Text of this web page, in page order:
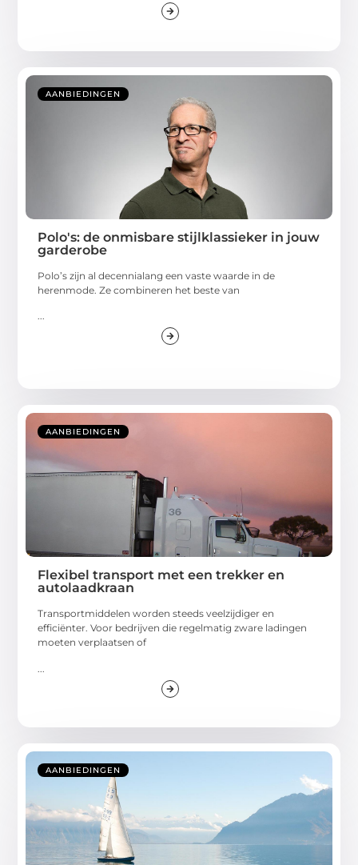
AANBIEDINGEN
Polo's: de onmisbare stijlklassieker in jouw
garderobe
Polo’s zijn al decennialang een vaste waarde in de
herenmode. Ze combineren het beste van
...
AANBIEDINGEN
Flexibel transport met een trekker en
autolaadkraan
Transportmiddelen worden steeds veelzijdiger en
efficiënter. Voor bedrijven die regelmatig zware ladingen
moeten verplaatsen of
AANBIEDINGEN